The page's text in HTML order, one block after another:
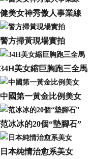
健美女神秀傲人事業線
警方掃黃現場實拍
34H美女縮巨胸跑三全馬
中國第一黃金比例美女
范冰冰的20個“墊腳石”
日本純情治愈系美女